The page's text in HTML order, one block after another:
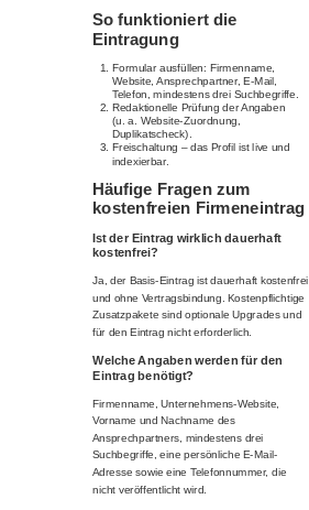
So funktioniert die
Eintragung
Formular ausfüllen: Firmenname,
Website, Ansprechpartner, E-Mail,
Telefon, mindestens drei Suchbegriffe.
Redaktionelle Prüfung der Angaben
(u. a. Website-Zuordnung,
Duplikatscheck).
Freischaltung – das Profil ist live und
indexierbar.
Häufige Fragen zum
kostenfreien Firmeneintrag
Ist der Eintrag wirklich dauerhaft
kostenfrei?
Ja, der Basis-Eintrag ist dauerhaft kostenfrei
und ohne Vertragsbindung. Kostenpflichtige
Zusatzpakete sind optionale Upgrades und
für den Eintrag nicht erforderlich.
Welche Angaben werden für den
Eintrag benötigt?
Firmenname, Unternehmens-Website,
Vorname und Nachname des
Ansprechpartners, mindestens drei
Suchbegriffe, eine persönliche E-Mail-
Adresse sowie eine Telefonnummer, die
nicht veröffentlicht wird.